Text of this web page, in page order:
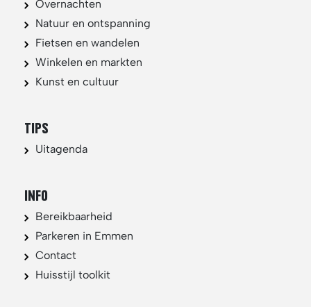
Overnachten
Natuur en ontspanning
Fietsen en wandelen
Winkelen en markten
Kunst en cultuur
TIPS
Uitagenda
INFO
Bereikbaarheid
Parkeren in Emmen
Contact
Huisstijl toolkit